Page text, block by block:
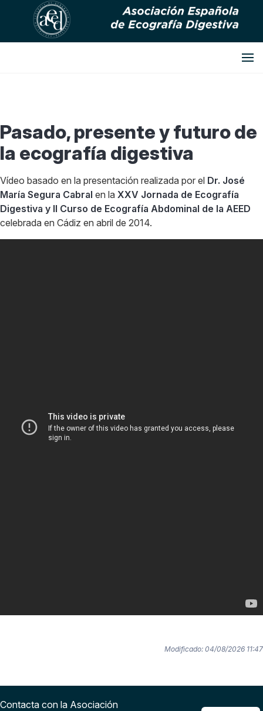
Pasado, presente y futuro de
la ecografía digestiva
Vídeo basado en la presentación realizada por el Dr. José
María Segura Cabral en la XXV Jornada de Ecografía
Digestiva y II Curso de Ecografía Abdominal de la AEED
celebrada en Cádiz en abril de 2014.
Modificado: 04/08/2026 11:47
Contacta con la Asociación